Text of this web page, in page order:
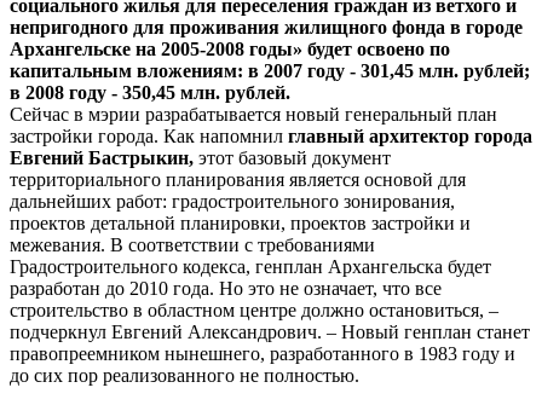
социального жилья для переселения граждан из ветхого и
непригодного для проживания жилищного фонда в городе
Архангельске на 2005-2008 годы» будет освоено по
капитальным вложениям: в 2007 году - 301,45 млн. рублей;
в 2008 году - 350,45 млн. рублей.
Сейчас в мэрии разрабатывается новый генеральный план
застройки города. Как напомнил главный архитектор города
Евгений Бастрыкин, этот базовый документ
территориального планирования является основой для
дальнейших работ: градостроительного зонирования,
проектов детальной планировки, проектов застройки и
межевания. В соответствии с требованиями
Градостроительного кодекса, генплан Архангельска будет
разработан до 2010 года. Но это не означает, что все
строительство в областном центре должно остановиться, –
подчеркнул Евгений Александрович. – Новый генплан станет
правопреемником нынешнего, разработанного в 1983 году и
до сих пор реализованного не полностью.